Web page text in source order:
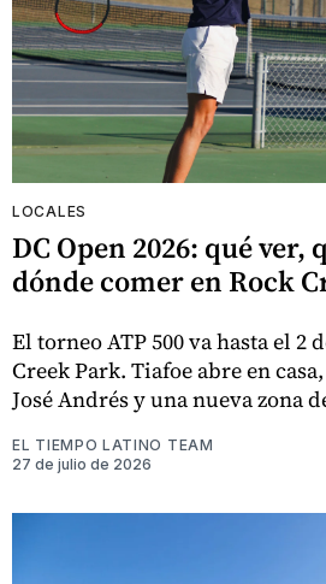
LOCALES
DC Open 2026: qué ver,
dónde comer en Rock
El torneo ATP 500 va hasta el 2
Creek Park. Tiafoe abre en
José Andrés y una nueva zona
EL TIEMPO LATINO TEAM
27 de julio de 2026